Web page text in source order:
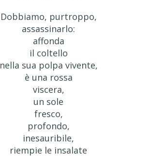
Dobbiamo, purtroppo,
assassinarlo:
affonda
il coltello
nella sua polpa vivente,
è una rossa
viscera,
un sole
fresco,
profondo,
inesauribile,
riempie le insalate